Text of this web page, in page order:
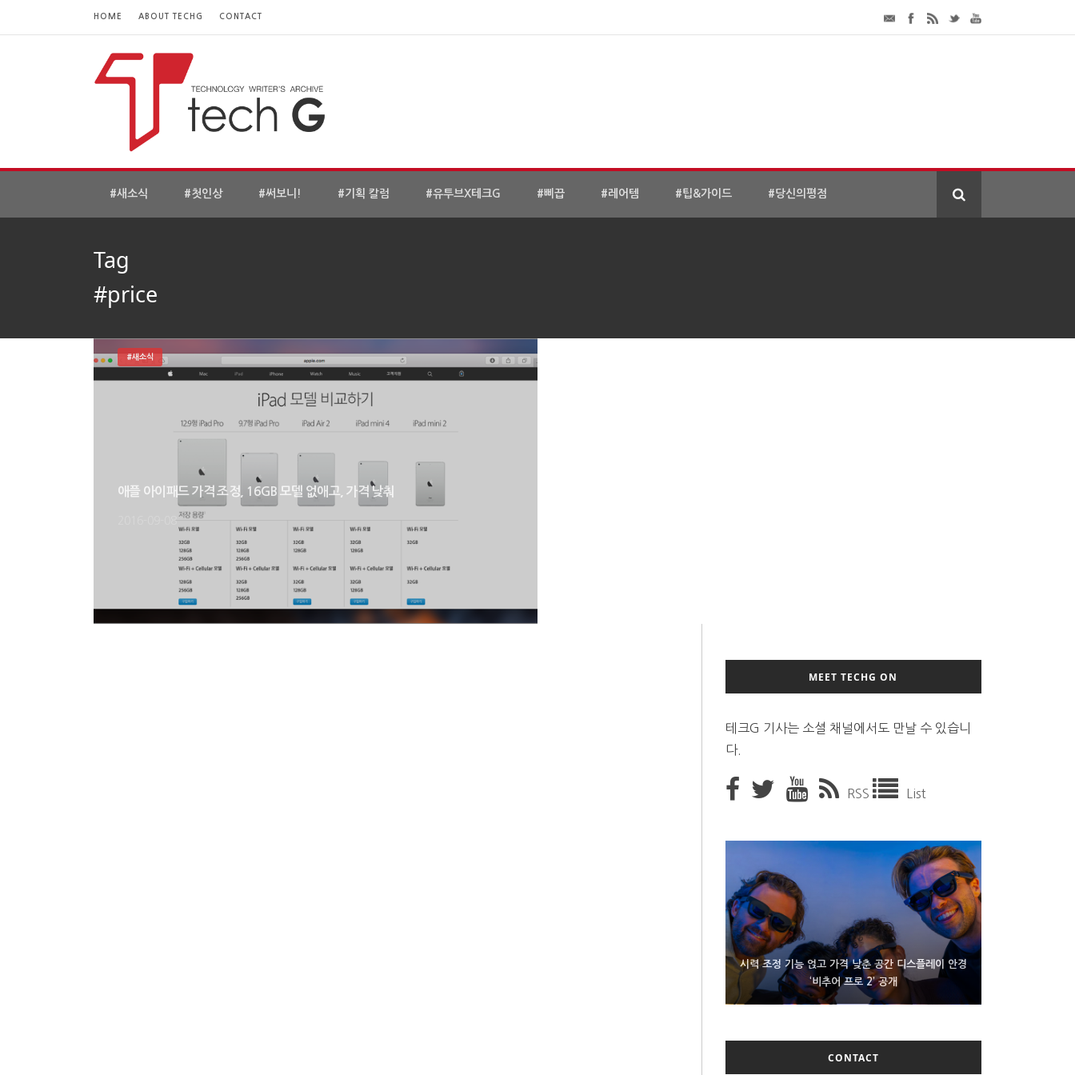
HOME ABOUT TECHG CONTACT
#새소식 #첫인상 #써보니! #기획 칼럼 #유투브X테크G #삐끕 #레어템 #팁&가이드 #당신의평점
Tag
#price
애플 아이패드 가격 조정, 16GB 모델 없애고, 가격 낮춰
2016-09-08
#새소식
MEET TECHG ON
테크G 기사는 소셜 채널에서도 만날 수 있습니
다.
RSS List
시력 조정 기능 얹고 가격 낮춘 공간 디스플레이 안경
‘비추어 프로 2’ 공개
D램 부족에 10억달러어치 아이폰18 프로세서 패키징
대기 중
300~400달러 반지형 스피커 준비하는 오픈AI
CONTACT